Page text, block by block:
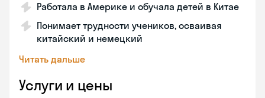
Работала в Америке и обучала детей в Китае
Понимает трудности учеников, осваивая
китайский и немецкий
Читать дальше
Услуги и цены